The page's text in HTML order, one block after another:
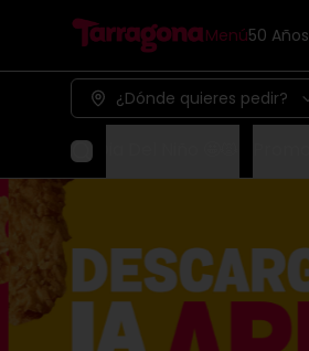
Menú50 Años
¿Dónde quieres pedir?